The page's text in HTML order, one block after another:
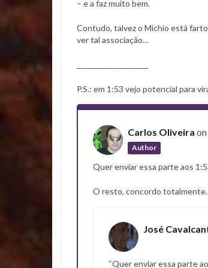
– e a faz muito bem.
Contudo, talvez o Michio está
ver tal associação…
P.S.: em 1:53 vejo potencial para
Carlos Oliveira on
Author
Quer enviar essa parte aos
O resto, concordo totalmente.
José
“Quer enviar essa parte